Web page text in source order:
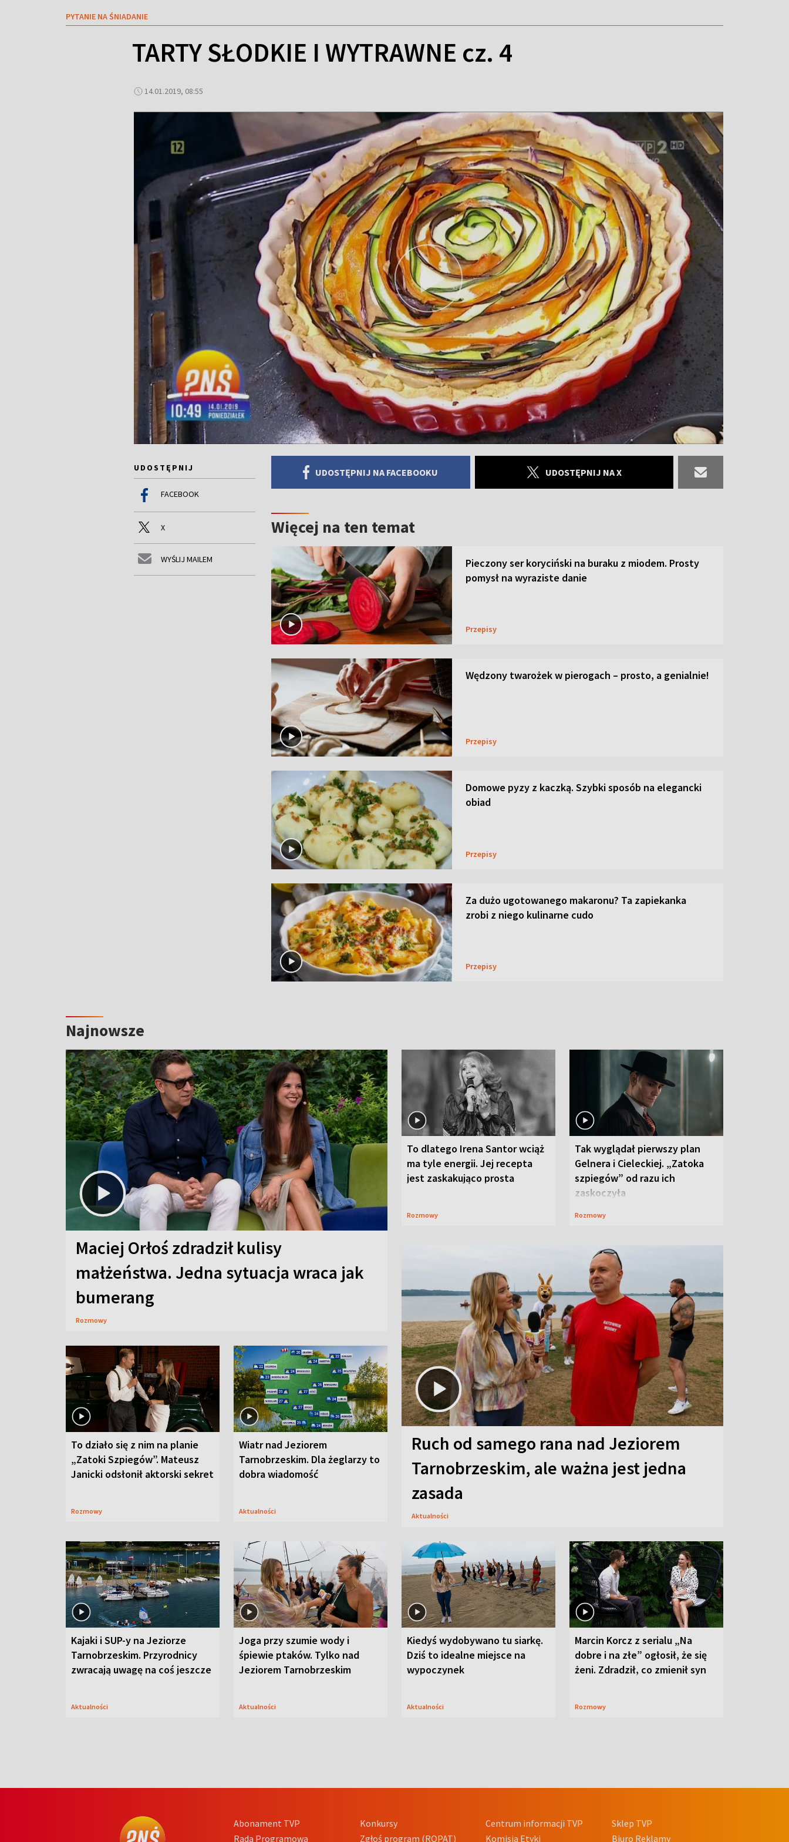
PYTANIE NA ŚNIADANIE
TARTY SŁODKIE I WYTRAWNE cz. 4
14.01.2019, 08:55
UDOSTĘPNIJ
FACEBOOK
X
WYŚLIJ MAILEM
UDOSTĘPNIJ NA FACEBOOKU UDOSTĘPNIJ NA X
Więcej na ten temat
Pieczony ser koryciński na buraku z miodem. Prosty
pomysł na wyraziste danie
Przepisy
Wędzony twarożek w pierogach – prosto, a genialnie!
Przepisy
Domowe pyzy z kaczką. Szybki sposób na elegancki
obiad
Przepisy
Za dużo ugotowanego makaronu? Ta zapiekanka
zrobi z niego kulinarne cudo
Przepisy
Najnowsze
Maciej Orłoś zdradził kulisy
małżeństwa. Jedna sytuacja wraca jak
bumerang
Rozmowy
To dlatego Irena Santor wciąż
ma tyle energii. Jej recepta
jest zaskakująco prosta
Rozmowy
Tak wyglądał pierwszy plan
Gelnera i Cieleckiej. „Zatoka
szpiegów” od razu ich
zaskoczyła
Rozmowy
To działo się z nim na planie
„Zatoki Szpiegów”. Mateusz
Janicki odsłonił aktorski sekret
Rozmowy
Wiatr nad Jeziorem
Tarnobrzeskim. Dla żeglarzy to
dobra wiadomość
Aktualności
Ruch od samego rana nad Jeziorem
Tarnobrzeskim, ale ważna jest jedna
zasada
Aktualności
Kajaki i SUP-y na Jeziorze
Tarnobrzeskim. Przyrodnicy
zwracają uwagę na coś jeszcze
Aktualności
Joga przy szumie wody i
śpiewie ptaków. Tylko nad
Jeziorem Tarnobrzeskim
Aktualności
Kiedyś wydobywano tu siarkę.
Dziś to idealne miejsce na
wypoczynek
Aktualności
Marcin Korcz z serialu „Na
dobre i na złe” ogłosił, że się
żeni. Zdradził, co zmienił syn
Rozmowy
Abonament TVP
Rada Programowa
Konkursy
Zgłoś program (ROPAT)
Centrum informacji TVP
Komisja Etyki
Sklep TVP
Biuro Reklamy